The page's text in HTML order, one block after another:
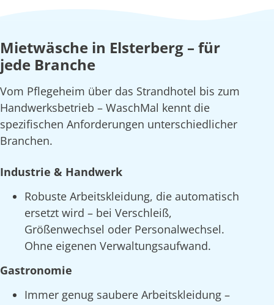
Mietwäsche in Elsterberg – für
jede Branche
Vom Pflegeheim über das Strandhotel bis zum
Handwerksbetrieb – WaschMal kennt die
spezifischen Anforderungen unterschiedlicher
Branchen.
Industrie & Handwerk
Robuste Arbeitskleidung, die automatisch
ersetzt wird – bei Verschleiß,
Größenwechsel oder Personalwechsel.
Ohne eigenen Verwaltungsaufwand.
Gastronomie
Immer genug saubere Arbeitskleidung –